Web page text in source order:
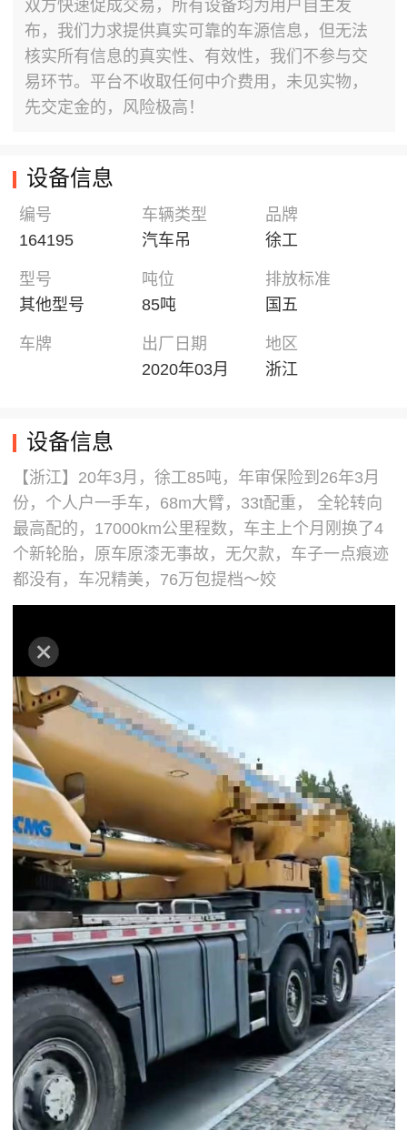
双方快速促成交易，所有设备均为用户自主发
布，我们力求提供真实可靠的车源信息，但无法
核实所有信息的真实性、有效性，我们不参与交
易环节。平台不收取任何中介费用，未见实物，
先交定金的，风险极高！
设备信息
编号
164195
车辆类型
汽车吊
品牌
徐工
型号
其他型号
吨位
85吨
排放标准
国五
车牌
出厂日期
2020年03月
地区
浙江
设备信息
【浙江】20年3月，徐工85吨，年审保险到26年3月
份，个人户一手车，68m大臂，33t配重， 全轮转向
最高配的，17000km公里程数，车主上个月刚换了4
个新轮胎，原车原漆无事故，无欠款，车子一点痕迹
都没有，车况精美，76万包提档～姣